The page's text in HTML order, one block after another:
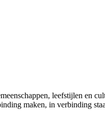
leefstijlen en
maken, in verbinding